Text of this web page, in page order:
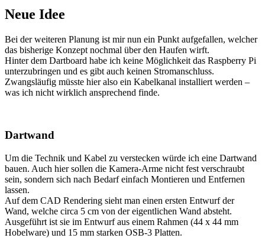
Neue Idee
Bei der weiteren Planung ist mir nun ein Punkt aufgefallen, welcher
das bisherige Konzept nochmal über den Haufen wirft.
Hinter dem Dartboard habe ich keine Möglichkeit das Raspberry Pi
unterzubringen und es gibt auch keinen Stromanschluss.
Zwangsläufig müsste hier also ein Kabelkanal installiert werden –
was ich nicht wirklich ansprechend finde.
Dartwand
Um die Technik und Kabel zu verstecken würde ich eine Dartwand
bauen. Auch hier sollen die Kamera-Arme nicht fest verschraubt
sein, sondern sich nach Bedarf einfach Montieren und Entfernen
lassen.
Auf dem CAD Rendering sieht man einen ersten Entwurf der
Wand, welche circa 5 cm von der eigentlichen Wand absteht.
Ausgeführt ist sie im Entwurf aus einem Rahmen (44 x 44 mm
Hobelware) und 15 mm starken OSB-3 Platten.